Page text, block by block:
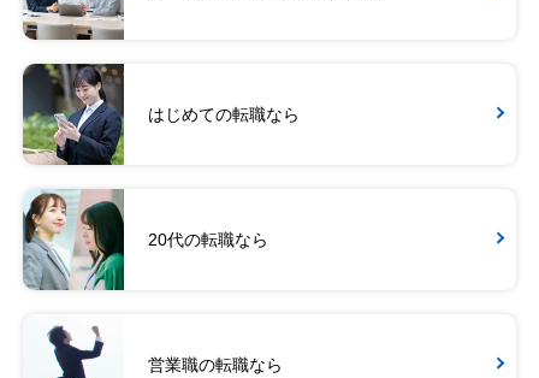
はじめての転職なら
20代の転職なら
営業職の転職なら